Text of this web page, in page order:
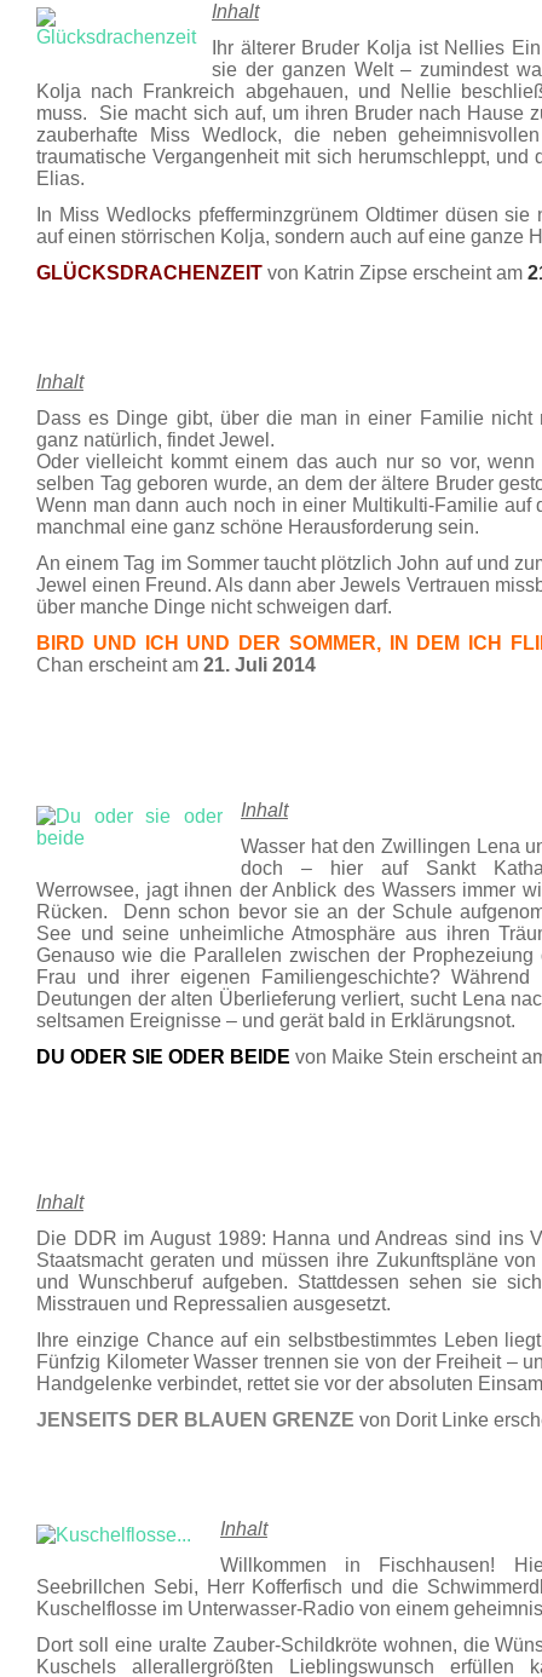
Inhalt
Ihr älterer Bruder Kolja ist Nellies
sie der ganzen Welt – zumindest
Kolja nach Frankreich abgehauen, und Nellie
muss. Sie macht sich auf, um ihren Bruder nach Hause
zauberhafte Miss Wedlock, die neben
traumatische Vergangenheit mit sich herumschleppt,
Elias.
In Miss Wedlocks pfefferminzgrünem Oldtimer düsen
auf einen störrischen Kolja, sondern auch auf eine ganze
GLÜCKSDRACHENZEIT von Katrin Zipse erscheint am
Inhalt
Dass es Dinge gibt, über die man in einer Familie nicht
ganz natürlich, findet Jewel.
Oder vielleicht kommt einem das auch nur so vor, wenn
selben Tag geboren wurde, an dem der ältere Bruder
Wenn man dann auch noch in einer Multikulti-Familie auf
manchmal eine ganz schöne Herausforderung sein.
An einem Tag im Sommer taucht plötzlich John auf und
Jewel einen Freund. Als dann aber Jewels Vertrauen
über manche Dinge nicht schweigen darf.
BIRD UND ICH UND DER SOMMER, IN DEM ICH
Chan erscheint am 21. Juli 2014
Inhalt
Wasser hat den Zwillingen Lena
doch – hier auf Sankt
Werrowsee, jagt ihnen der Anblick des Wassers immer
Rücken. Denn schon bevor sie an der Schule
See und seine unheimliche Atmosphäre aus ihren
Genauso wie die Parallelen zwischen der
Frau und ihrer eigenen Familiengeschichte?
Deutungen der alten Überlieferung verliert, sucht Lena
seltsamen Ereignisse – und gerät bald in Erklärungsnot.
DU ODER SIE ODER BEIDE von Maike Stein erscheint
Inhalt
Die DDR im August 1989: Hanna und Andreas sind ins
Staatsmacht geraten und müssen ihre Zukunftspläne von
und Wunschberuf aufgeben. Stattdessen sehen sie
Misstrauen und Repressalien ausgesetzt.
Ihre einzige Chance auf ein selbstbestimmtes Leben
Fünfzig Kilometer Wasser trennen sie von der Freiheit –
Handgelenke verbindet, rettet sie vor der absoluten
JENSEITS DER BLAUEN GRENZE von Dorit Linke
Inhalt
Willkommen in Fischhausen!
Seebrillchen Sebi, Herr Kofferfisch und die
Kuschelflosse im Unterwasser-Radio von einem
Dort soll eine uralte Zauber-Schildkröte wohnen, die
Kuschels allerallergrößten Lieblingswunsch erfüllen